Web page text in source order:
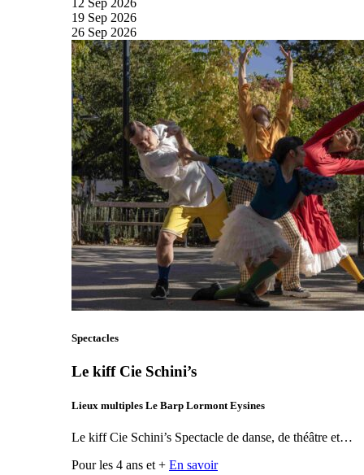
12 Sep 2026
19 Sep 2026
26 Sep 2026
Spectacles
Le kiff Cie Schini’s
Lieux multiples Le Barp Lormont Eysines
Le kiff Cie Schini’s Spectacle de danse, de théâtre et…
Pour les 4 ans et + En savoir